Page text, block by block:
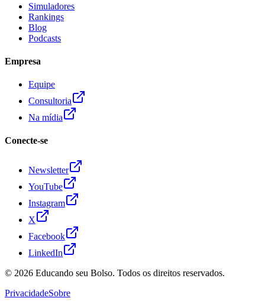
Simuladores
Rankings
Blog
Podcasts
Empresa
Equipe
Consultoria
Na mídia
Conecte-se
Newsletter
YouTube
Instagram
X
Facebook
LinkedIn
© 2026 Educando seu Bolso. Todos os direitos reservados.
PrivacidadeSobre